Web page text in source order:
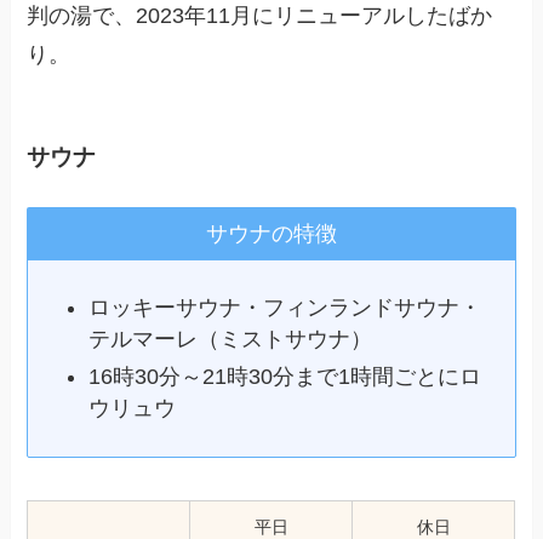
判の湯で、2023年11月にリニューアルしたばか
り。
サウナ
サウナの特徴
ロッキーサウナ・フィンランドサウナ・
テルマーレ（ミストサウナ）
16時30分～21時30分まで1時間ごとにロ
ウリュウ
平日 休日